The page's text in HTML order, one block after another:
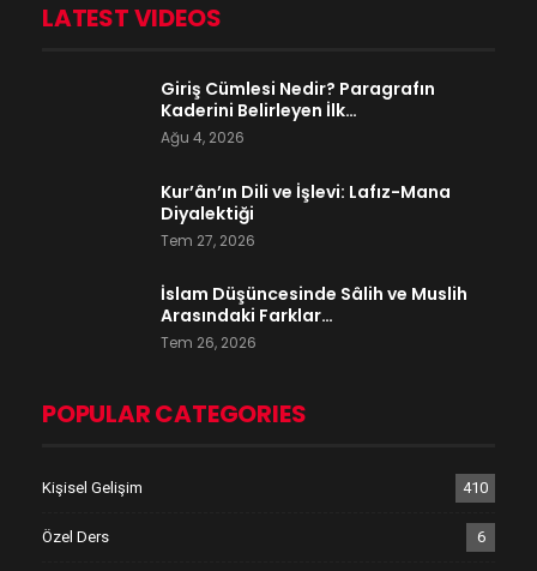
LATEST VIDEOS
Giriş Cümlesi Nedir? Paragrafın
Kaderini Belirleyen İlk…
Ağu 4, 2026
Kur’ân’ın Dili ve İşlevi: Lafız-Mana
Diyalektiği
Tem 27, 2026
İslam Düşüncesinde Sâlih ve Muslih
Arasındaki Farklar…
Tem 26, 2026
POPULAR CATEGORIES
Kişisel Gelişim 410
Özel Ders 6